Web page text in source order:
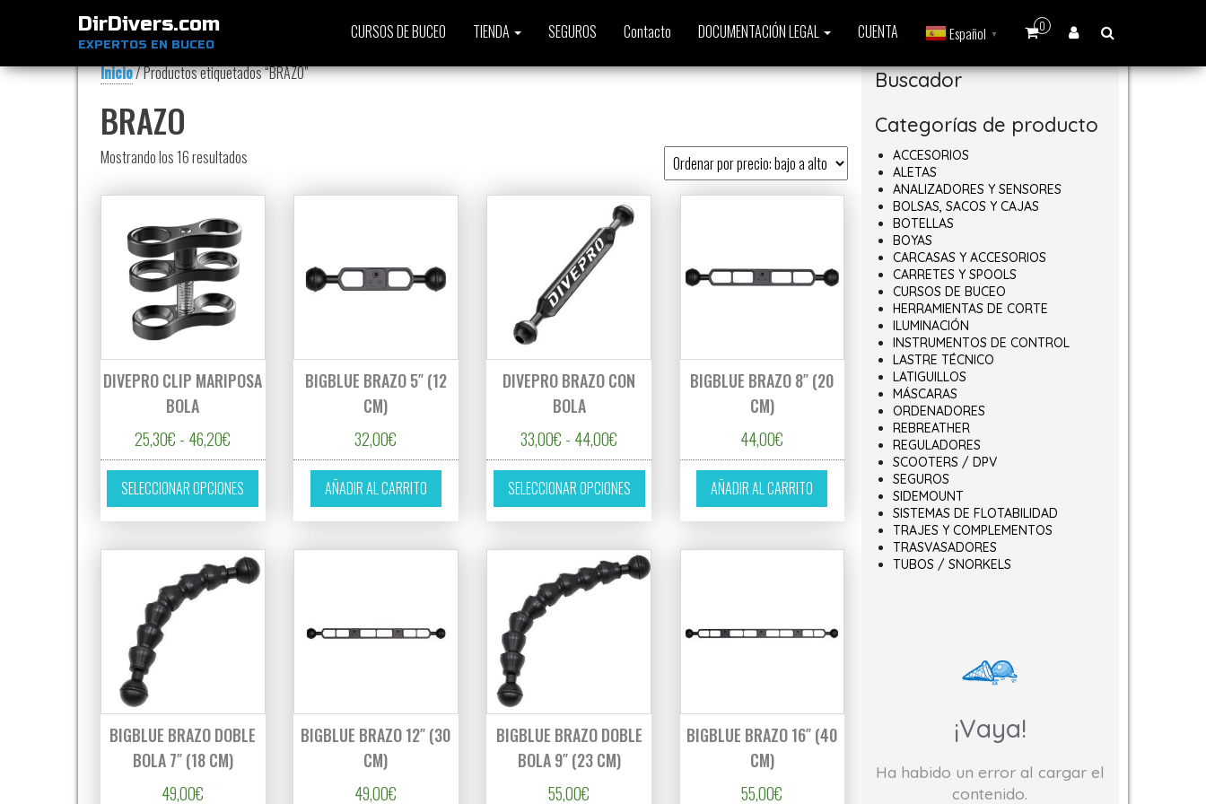
DirDivers.com
EXPERTOS EN BUCEO
0
CURSOS DE BUCEO TIENDA SEGUROS Contacto DOCUMENTACIÓN LEGAL CUENTA Español ▼
Inicio/ Productos etiquetados “BRAZO”
BRAZO
Mostrando los 16 resultados
DIVEPRO CLIP MARIPOSA
BOLA
25,30€ - 46,20€ Rango de precios: desde 25,30€ hasta 46,20€
SELECCIONAR OPCIONES
Este producto tiene múltiples variantes. Las opciones se pueden elegir en la página de producto
BIGBLUE BRAZO 5″ (12
CM)
32,00€
AÑADIR AL CARRITO
DIVEPRO BRAZO CON
BOLA
33,00€ - 44,00€ Rango de precios: desde 33,00€ hasta 44,00€
SELECCIONAR OPCIONES
Este producto tiene múltiples variantes. Las opciones se pueden elegir en la página de producto
BIGBLUE BRAZO 8″ (20
CM)
44,00€
AÑADIR AL CARRITO
BIGBLUE BRAZO DOBLE
BOLA 7″ (18 CM)
49,00€
BIGBLUE BRAZO 12″ (30
CM)
49,00€
BIGBLUE BRAZO DOBLE
BOLA 9″ (23 CM)
55,00€
BIGBLUE BRAZO 16″ (40
CM)
55,00€
Buscador
Categorías de producto
ACCESORIOS
ALETAS
ANALIZADORES Y SENSORES
BOLSAS, SACOS Y CAJAS
BOTELLAS
BOYAS
CARCASAS Y ACCESORIOS
CARRETES Y SPOOLS
CURSOS DE BUCEO
HERRAMIENTAS DE CORTE
ILUMINACIÓN
INSTRUMENTOS DE CONTROL
LASTRE TÉCNICO
LATIGUILLOS
MÁSCARAS
ORDENADORES
REBREATHER
REGULADORES
SCOOTERS / DPV
SEGUROS
SIDEMOUNT
SISTEMAS DE FLOTABILIDAD
TRAJES Y COMPLEMENTOS
TRASVASADORES
TUBOS / SNORKELS
¡Vaya!
Ha habido un error al cargar el
contenido.